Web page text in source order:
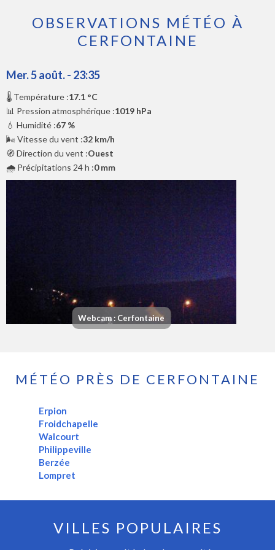
OBSERVATIONS MÉTÉO À
CERFONTAINE
Mer. 5 août. - 23:35
🌡️ Température :17.1 °C
📊 Pression atmosphérique :1019 hPa
💧 Humidité :67 %
🌬️ Vitesse du vent :32 km/h
🧭 Direction du vent :Ouest
🌧️ Précipitations 24 h :0 mm
Webcam : Cerfontaine
MÉTÉO PRÈS DE CERFONTAINE
Erpion
Froidchapelle
Walcourt
Philippeville
Berzée
Lompret
VILLES POPULAIRES